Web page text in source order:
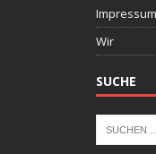
Wir
SUCHE